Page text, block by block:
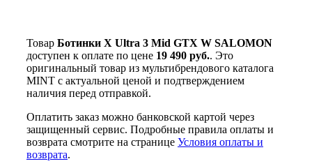
Товар Ботинки X Ultra 3 Mid GTX W SALOMON
доступен к оплате по цене 19 490 руб.. Это
оригинальный товар из мультибрендового каталога
MINT с актуальной ценой и подтверждением
наличия перед отправкой.
Оплатить заказ можно банковской картой через
защищенный сервис. Подробные правила оплаты и
возврата смотрите на странице Условия оплаты и
возврата.